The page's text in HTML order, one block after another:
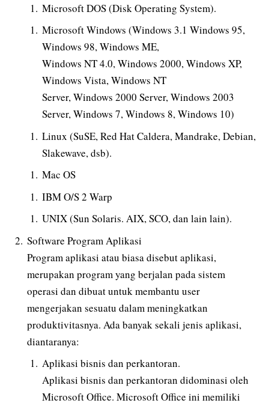
Microsoft DOS (Disk Operating System).
Microsoft Windows (Windows 3.1 Windows 95,
Windows 98, Windows ME,
Windows NT 4.0, Windows 2000, Windows XP,
Windows Vista, Windows NT
Server, Windows 2000 Server, Windows 2003
Server, Windows 7, Windows 8, Windows 10)
Linux (SuSE, Red Hat Caldera, Mandrake, Debian,
Slakewave, dsb).
Mac OS
IBM O/S 2 Warp
UNIX (Sun Solaris. AIX, SCO, dan lain lain).
Software Program Aplikasi
Program aplikasi atau biasa disebut aplikasi,
merupakan program yang berjalan pada sistem
operasi dan dibuat untuk membantu user
mengerjakan sesuatu dalam meningkatkan
produktivitasnya. Ada banyak sekali jenis aplikasi,
diantaranya:
Aplikasi bisnis dan perkantoran.
Aplikasi bisnis dan perkantoran didominasi oleh
Microsoft Office. Microsoft Office ini memiliki